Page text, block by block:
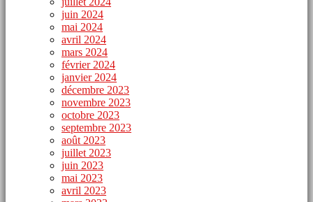
juin 2024
mai 2024
avril 2024
mars 2024
février 2024
janvier 2024
décembre 2023
novembre 2023
octobre 2023
septembre 2023
août 2023
juillet 2023
juin 2023
mai 2023
avril 2023